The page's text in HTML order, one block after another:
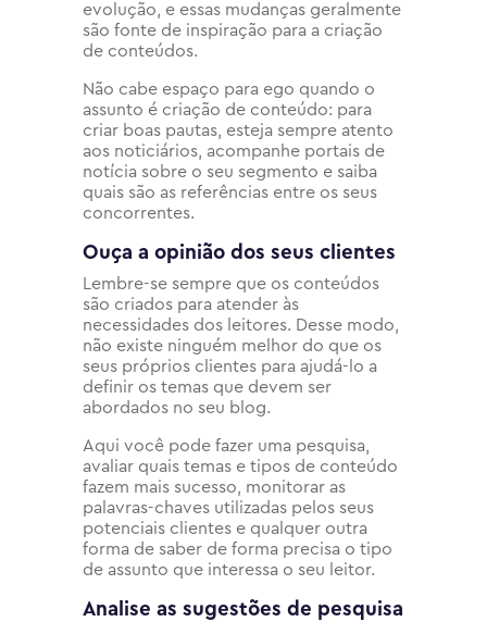
evolução, e essas mudanças geralmente
são fonte de inspiração para a criação
de conteúdos.
Não cabe espaço para ego quando o
assunto é criação de conteúdo: para
criar boas pautas, esteja sempre atento
aos noticiários, acompanhe portais de
notícia sobre o seu segmento e saiba
quais são as referências entre os seus
concorrentes.
Ouça a opinião dos seus clientes
Lembre-se sempre que os conteúdos
são criados para atender às
necessidades dos leitores. Desse modo,
não existe ninguém melhor do que os
seus próprios clientes para ajudá-lo a
definir os temas que devem ser
abordados no seu blog.
Aqui você pode fazer uma pesquisa,
avaliar quais temas e tipos de conteúdo
fazem mais sucesso, monitorar as
palavras-chaves utilizadas pelos seus
potenciais clientes e qualquer outra
forma de saber de forma precisa o tipo
de assunto que interessa o seu leitor.
Analise as sugestões de pesquisa